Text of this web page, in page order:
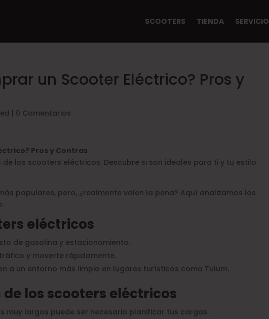
SCOOTERS TIENDA SERVICIO
un Scooter Eléctrico? Pros y
| 0 Comentarios
Pros y Contras
los scooters eléctricos. Descubre si son ideales para ti y tu estilo
populares, pero, ¿realmente valen la pena? Aquí analizamos los
eléctricos
de gasolina y estacionamiento.
y moverte rápidamente.
a un entorno más limpio en lugares turísticos como Tulum.
los scooters eléctricos
muy largos puede ser necesario planificar tus cargas.